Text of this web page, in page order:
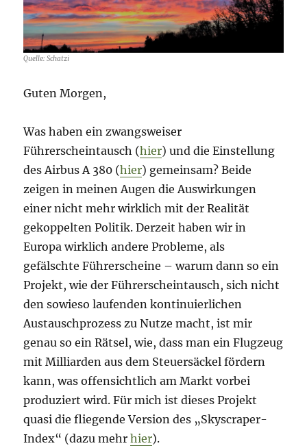
Quelle: Schatzi
Guten Morgen,
Was haben ein zwangsweiser
Führerscheintausch (hier) und die Einstellung
des Airbus A 380 (hier) gemeinsam? Beide
zeigen in meinen Augen die Auswirkungen
einer nicht mehr wirklich mit der Realität
gekoppelten Politik. Derzeit haben wir in
Europa wirklich andere Probleme, als
gefälschte Führerscheine – warum dann so ein
Projekt, wie der Führerscheintausch, sich nicht
den sowieso laufenden kontinuierlichen
Austauschprozess zu Nutze macht, ist mir
genau so ein Rätsel, wie, dass man ein Flugzeug
mit Milliarden aus dem Steuersäckel fördern
kann, was offensichtlich am Markt vorbei
produziert wird. Für mich ist dieses Projekt
quasi die fliegende Version des „Skyscraper-
Index“ (dazu mehrhier).